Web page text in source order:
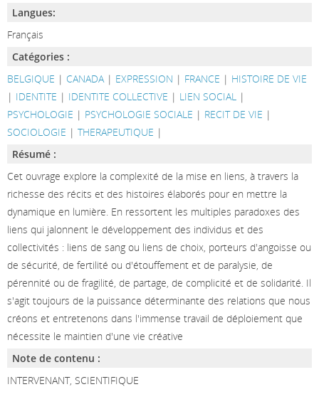
Langues:
Français
Catégories :
BELGIQUE | CANADA| EXPRESSION | FRANCE | HISTOIRE DE VIE
| IDENTITE | IDENTITE COLLECTIVE | LIEN SOCIAL|
PSYCHOLOGIE | PSYCHOLOGIE SOCIALE | RECIT DE VIE |
SOCIOLOGIE | THERAPEUTIQUE |
Résumé :
Cet ouvrage explore la complexité de la mise en liens, à travers la
richesse des récits et des histoires élaborés pour en mettre la
dynamique en lumière. En ressortent les multiples paradoxes des
liens qui jalonnent le développement des individus et des
collectivités : liens de sang ou liens de choix, porteurs d'angoisse ou
de sécurité, de fertilité ou d'étouffement et de paralysie, de
pérennité ou de fragilité, de partage, de complicité et de solidarité. Il
s'agit toujours de la puissance déterminante des relations que nous
créons et entretenons dans l'immense travail de déploiement que
nécessite le maintien d'une vie créative
Note de contenu :
INTERVENANT, SCIENTIFIQUE